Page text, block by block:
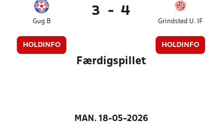
Gug B
HOLDINFO
3 - 4
Grindsted U. IF
HOLDINFO
Færdigspillet
MAN. 18-05-2026